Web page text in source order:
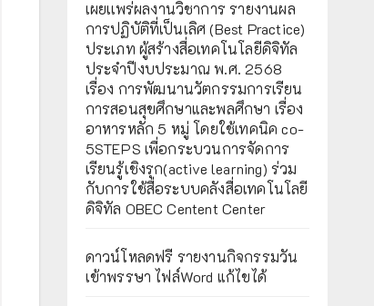
เผยเเพร่ผลงานวิชาการ รายงานผล
การปฏิบัติที่เป็นเลิศ (Best Practice)
ประเภท ผู้สร้างสื่อเทคโนโลยีดิจิทัล
ประจำปีงบประมาณ พ.ศ. 2568
เรื่อง การพัฒนานวัตกรรมการเรียน
การสอนสุขศึกษาและพลศึกษา เรื่อง
อาหารหลัก 5 หมู่ โดยใช้เทคนิค co-
5STEPS เพื่อกระบวนการจัดการ
เรียนรู้เชิงรุก(active learning) ร่วม
กับการใช้สื่อระบบคลังสื่อเทคโนโลยี
ดิจิทัล OBEC Centent Center
ดาวน์โหลดฟรี รายงานกิจกรรมวัน
เข้าพรรษา ไฟล์Word แก้ไขได้